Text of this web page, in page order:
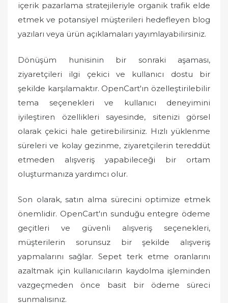
içerik pazarlama stratejileriyle organik trafik elde
etmek ve potansiyel müşterileri hedefleyen blog
yazıları veya ürün açıklamaları yayımlayabilirsiniz.
Dönüşüm hunisinin bir sonraki aşaması,
ziyaretçileri ilgi çekici ve kullanıcı dostu bir
şekilde karşılamaktır. OpenCart'ın özelleştirilebilir
tema seçenekleri ve kullanıcı deneyimini
iyileştiren özellikleri sayesinde, sitenizi görsel
olarak çekici hale getirebilirsiniz. Hızlı yüklenme
süreleri ve kolay gezinme, ziyaretçilerin tereddüt
etmeden alışveriş yapabileceği bir ortam
oluşturmanıza yardımcı olur.
Son olarak, satın alma sürecini optimize etmek
önemlidir. OpenCart'ın sunduğu entegre ödeme
geçitleri ve güvenli alışveriş seçenekleri,
müşterilerin sorunsuz bir şekilde alışveriş
yapmalarını sağlar. Sepet terk etme oranlarını
azaltmak için kullanıcıların kaydolma işleminden
vazgeçmeden önce basit bir ödeme süreci
sunmalısınız.